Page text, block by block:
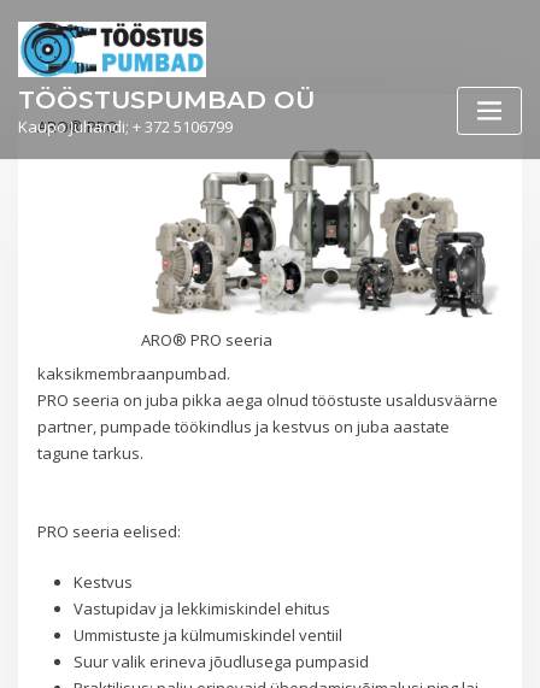
content
TÖÖSTUSPUMBAD OÜ
Kaupo Juhandi; + 372 5106799
ARO® PRO seeria
ARO® PRO
kaksikmembraanpumbad.
PRO seeria on juba pikka aega olnud tööstuste usaldusväärne
partner, pumpade töökindlus ja kestvus on juba aastate
tagune tarkus.
PRO seeria eelised:
Kestvus
Vastupidav ja lekkimiskindel ehitus
Ummistuste ja külmumiskindel ventiil
Suur valik erineva jõudlusega pumpasid